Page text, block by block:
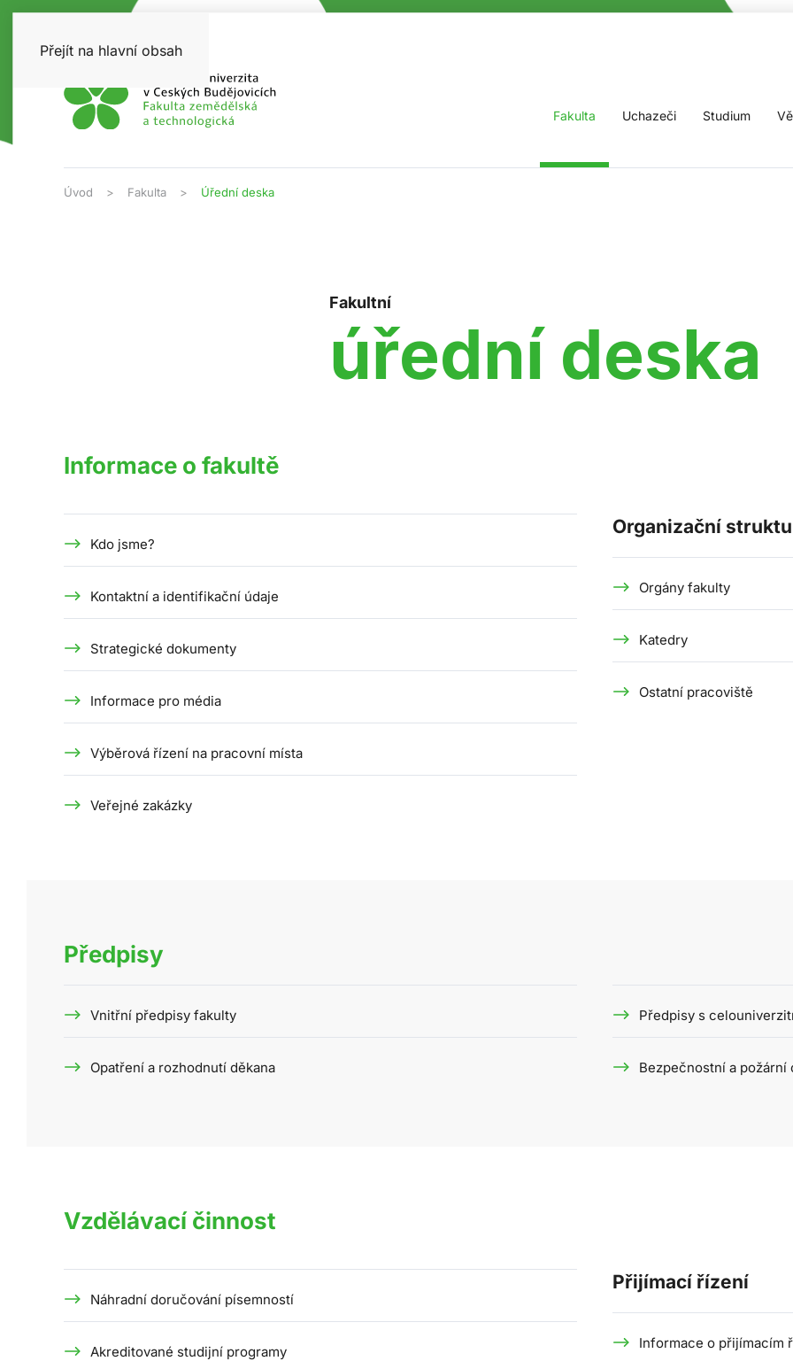
Přejít na hlavní obsah
Fakulta Uchazeči Studium
Úvod Fakulta Úřední deska
Fakultní
úřední deska
Informace o fakultě
Kdo jsme?
Kontaktní a identifikační údaje
Strategické dokumenty
Informace pro média
Výběrová řízení na pracovní místa
Veřejné zakázky
Organizační
Orgány fakulty
Katedry
Ostatní pracoviště
Předpisy
Vnitřní předpisy fakulty
Opatření a rozhodnutí děkana
Předpisy s
Bezpečnostní a požární
Vzdělávací činnost
Náhradní doručování písemností
Akreditované studijní programy
Přijímací řízení
Informace o přijímacím